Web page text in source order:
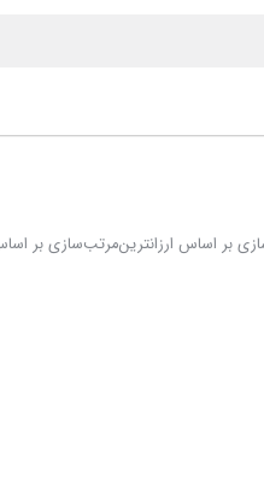
بر اساس ارزانترینمرتب‌سازی بر